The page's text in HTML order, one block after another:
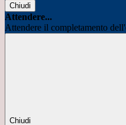
Chiudi
Attendere...
Attendere il completamento
Chiudi